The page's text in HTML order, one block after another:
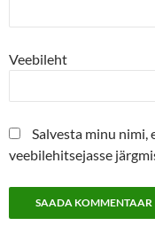
Veebileht
Salvesta minu nimi,
veebilehitsejasse